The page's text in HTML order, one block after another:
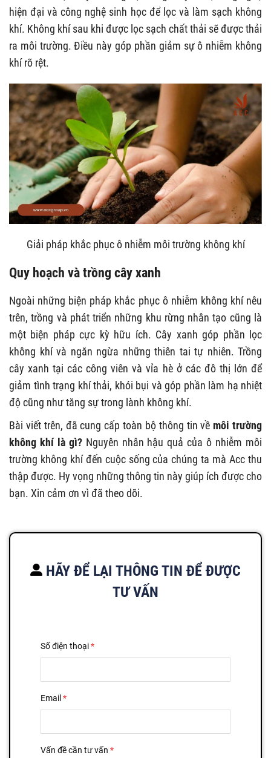
hiện đại và công nghệ sinh học để lọc và làm sạch không
khí. Không khí sau khi được lọc sạch chất thải sẽ được thải
ra môi trường. Điều này góp phần giảm sự ô nhiễm không
khí rõ rệt.
Giải pháp khắc phục ô nhiễm môi trường không khí
Quy hoạch và trồng cây xanh
Ngoài những biện pháp khắc phục ô nhiễm không khí nêu
trên, trồng và phát triển những khu rừng nhân tạo cũng là
một biện pháp cực kỳ hữu ích. Cây xanh góp phần lọc
không khí và ngăn ngừa những thiên tai tự nhiên. Trồng
cây xanh tại các công viên và vỉa hè ở các đô thị lớn để
giảm tình trạng khí thải, khói bụi và góp phần làm hạ nhiệt
độ cũng như tăng sự trong lành không khí.
Bài viết trên, đã cung cấp toàn bộ thông tin về môi trường
không khí là gì?Nguyên nhân hậu quả của ô nhiễm môi
trường không khí đến cuộc sống của chúng ta mà Acc thu
thập được. Hy vọng những thông tin này giúp ích được cho
bạn. Xin cảm ơn vì đã theo dõi.
HÃY ĐỂ LẠI THÔNG TIN ĐỂ ĐƯỢC
TƯ VẤN